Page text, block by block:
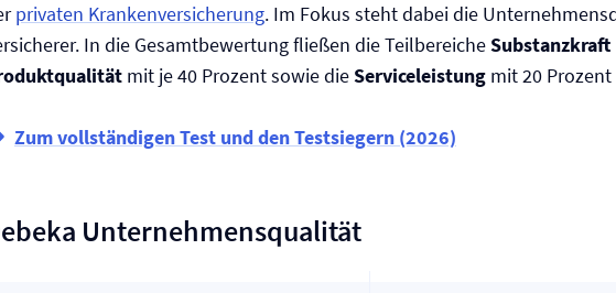
privaten Kranken­versicherung. Im Fokus steht dabei die
In die Gesamtbewertung fließen die TeilbereicheSubstanzkraft
mit je 40 Prozent sowie dieServiceleistung mit 20
Zum vollständigen Test und den Testsiegern (2026)
Unternehmensqualität